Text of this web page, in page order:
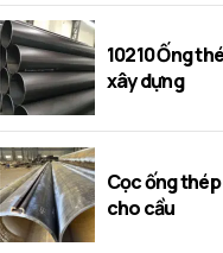
10210 Ống
xây dựng
Cọc ống
cho cầu